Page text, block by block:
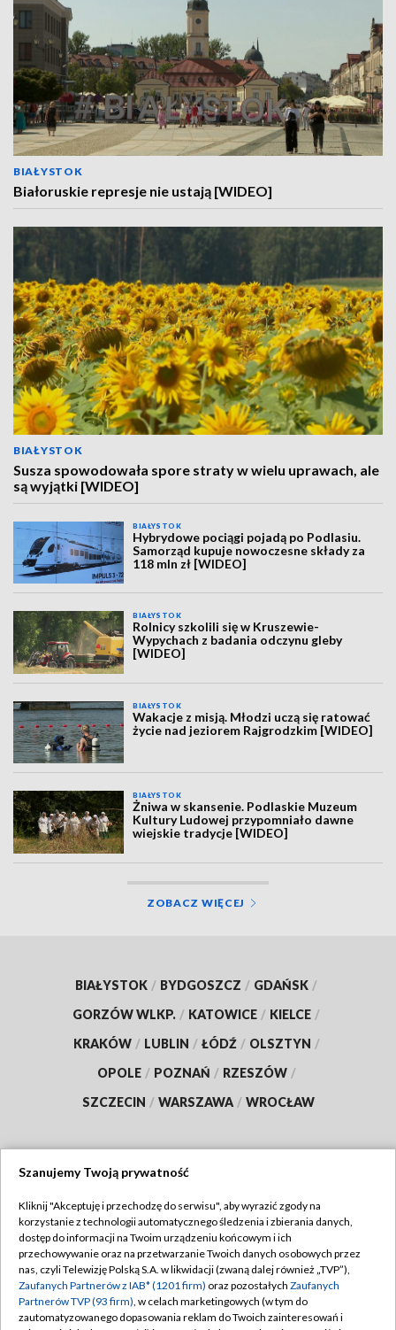
BIAŁYSTOK
Białoruskie represje nie ustają [WIDEO]
BIAŁYSTOK
Susza spowodowała spore straty w wielu uprawach, ale
są wyjątki [WIDEO]
BIAŁYSTOK
Hybrydowe pociągi pojadą po Podlasiu.
Samorząd kupuje nowoczesne składy za
118 mln zł [WIDEO]
BIAŁYSTOK
Rolnicy szkolili się w Kruszewie-
Wypychach z badania odczynu gleby
[WIDEO]
BIAŁYSTOK
Wakacje z misją. Młodzi uczą się ratować
życie nad jeziorem Rajgrodzkim [WIDEO]
BIAŁYSTOK
Żniwa w skansenie. Podlaskie Muzeum
Kultury Ludowej przypomniało dawne
wiejskie tradycje [WIDEO]
ZOBACZ WIĘCEJ
BIAŁYSTOK / BYDGOSZCZ / GDAŃSK /
GORZÓW WLKP. / KATOWICE / KIELCE /
KRAKÓW / LUBLIN / ŁÓDŹ / OLSZTYN /
OPOLE / POZNAŃ / RZESZÓW /
SZCZECIN / WARSZAWA / WROCŁAW
TVP
Abonament TVP
Emisja w TVP
Centrum informacji TVP
Regulamin TVP
Polityka prywatności
Moje zgody
Szanujemy Twoją prywatność
Kliknij "Akceptuję i przechodzę do serwisu", aby wyrazić zgody na
korzystanie z technologii automatycznego śledzenia i zbierania danych,
dostęp do informacji na Twoim urządzeniu końcowym i ich
przechowywanie oraz na przetwarzanie Twoich danych osobowych przez
nas, czyli Telewizję Polską S.A. w likwidacji (zwaną dalej również „TVP”),
Zaufanych Partnerów z IAB* (1201 firm) oraz pozostałych Zaufanych
Partnerów TVP (93 firm), w celach marketingowych (w tym do
zautomatyzowanego dopasowania reklam do Twoich zainteresowań i